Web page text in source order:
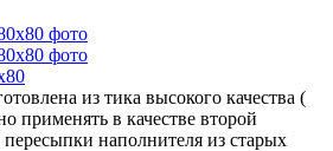
из тика высокого качества (
применять в качестве второй
наполнителя из старых